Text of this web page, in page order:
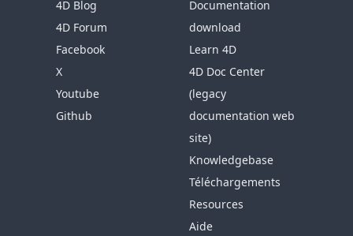
4D Blog
4D Forum
Facebook
X
Youtube
Github
Documentation
download
Learn 4D
4D Doc Center
(legacy
documentation web
site)
Knowledgebase
Téléchargements
Resources
Aide